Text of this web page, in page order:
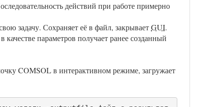
действий при работе примерно
задачу. Сохраняет её в файл, закрываетGUI.
параметров получает ранее созданный
COMSOL в интерактивном режиме, загружает